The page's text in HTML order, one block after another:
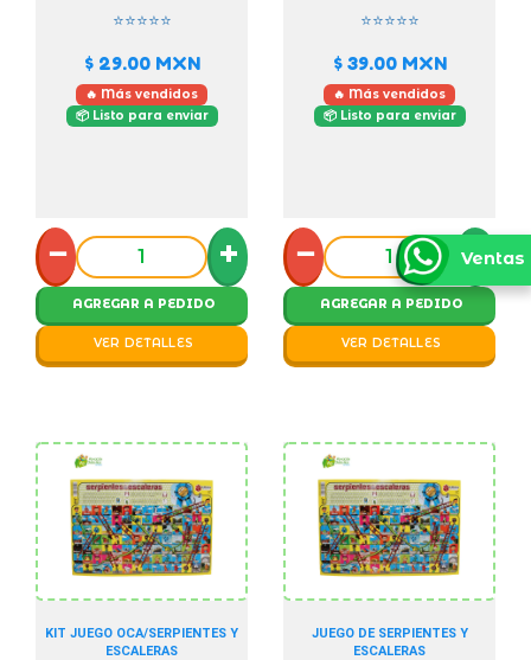
⭐⭐⭐⭐⭐
$ 29.00MXN
🔥 Más vendidos
📦 Listo para enviar
− +
AGREGAR A PEDIDO
VER DETALLES
⭐⭐⭐⭐⭐
$ 39.00MXN
🔥 Más vendidos
📦 Listo para enviar
− +
AGREGAR A PEDIDO
VER DETALLES
KIT JUEGO OCA/SERPIENTES Y
ESCALERAS
JUEGO DE SERPIENTES Y
ESCALERAS
Ventas